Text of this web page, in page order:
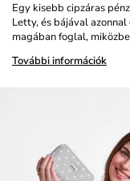
Egy kisebb cipzáras
Letty, és bájával
magában foglal,
További információk